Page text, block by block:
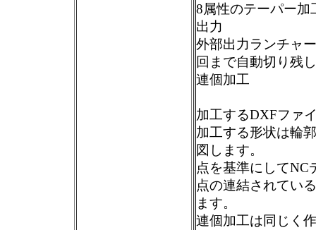
8属性のテーパー
出力
外部出力ランチャ
回まで自動切り残
連個加工
加工するDXFファ
加工する形状は輪
図します。
点を基準にしてNC
点の連結されてい
ます。
連個加工は同じく